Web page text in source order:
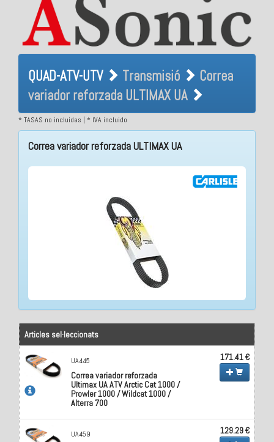
QUAD-ATV-UTV Transmisió
Correa variador reforzada
ULTIMAX UA
QUAD-ATV-UTV Transmisió
Correa
variador reforzada ULTIMAX UA
* TASAS no incluidas | * IVA incluido
Correa variador reforzada ULTIMAX UA
Articles sel·leccionats
UA445
Correa variador reforzada
Ultimax UA ATV Arctic Cat 1000 /
Prowler 1000 / Wildcat 1000 /
Alterra 700
171.41 €
UA459 129.29 €